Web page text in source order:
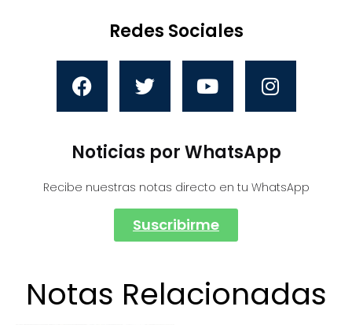
Redes Sociales
Noticias por WhatsApp
Recibe nuestras notas directo en tu WhatsApp
Suscribirme
Notas Relacionadas